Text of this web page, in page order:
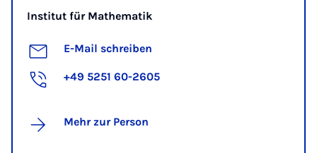
Institut für Mathematik
E-Mail schreiben
+49 5251 60-2605
Mehr zur Person